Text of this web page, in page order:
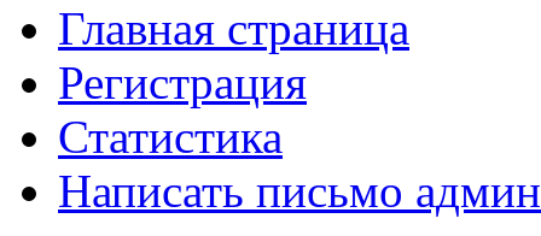
Главная страница
Регистрация
Статистика
Написать письмо